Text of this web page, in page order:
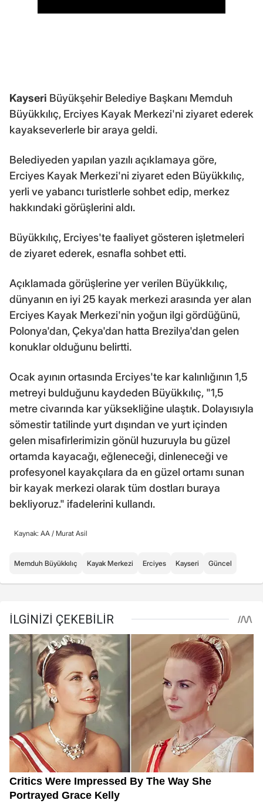
Kayseri Büyükşehir Belediye Başkanı Memduh
Büyükkılıç, Erciyes Kayak Merkezi'ni ziyaret ederek
kayakseverlerle bir araya geldi.
Belediyeden yapılan yazılı açıklamaya göre,
Erciyes Kayak Merkezi'ni ziyaret eden Büyükkılıç,
yerli ve yabancı turistlerle sohbet edip, merkez
hakkındaki görüşlerini aldı.
Büyükkılıç, Erciyes'te faaliyet gösteren işletmeleri
de ziyaret ederek, esnafla sohbet etti.
Açıklamada görüşlerine yer verilen Büyükkılıç,
dünyanın en iyi 25 kayak merkezi arasında yer alan
Erciyes Kayak Merkezi'nin yoğun ilgi gördüğünü,
Polonya'dan, Çekya'dan hatta Brezilya'dan gelen
konuklar olduğunu belirtti.
Ocak ayının ortasında Erciyes'te kar kalınlığının 1,5
metreyi bulduğunu kaydeden Büyükkılıç, "1,5
metre civarında kar yüksekliğine ulaştık. Dolayısıyla
sömestir tatilinde yurt dışından ve yurt içinden
gelen misafirlerimizin gönül huzuruyla bu güzel
ortamda kayacağı, eğleneceği, dinleneceği ve
profesyonel kayakçılara da en güzel ortamı sunan
bir kayak merkezi olarak tüm dostları buraya
bekliyoruz." ifadelerini kullandı.
Kaynak: AA / Murat Asil
Memduh Büyükkılıç Kayak Merkezi Erciyes Kayseri Güncel